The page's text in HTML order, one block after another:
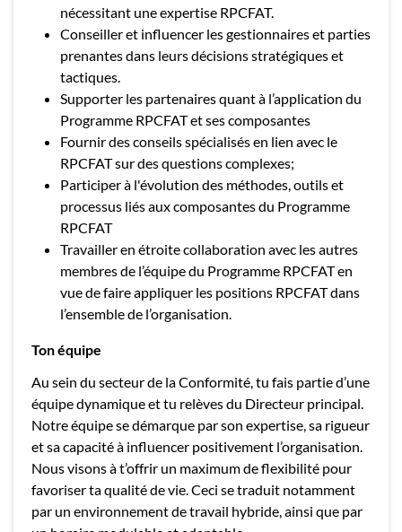
nécessitant une expertise RPCFAT.
Conseiller et influencer les gestionnaires et parties
prenantes dans leurs décisions stratégiques et
tactiques.
Supporter les partenaires quant à l’application du
Programme RPCFAT et ses composantes
Fournir des conseils spécialisés en lien avec le
RPCFAT sur des questions complexes;
Participer à l'évolution des méthodes, outils et
processus liés aux composantes du Programme
RPCFAT
Travailler en étroite collaboration avec les autres
membres de l’équipe du Programme RPCFAT en
vue de faire appliquer les positions RPCFAT dans
l’ensemble de l’organisation.
Ton équipe
Au sein du secteur de la Conformité, tu fais partie d’une
équipe dynamique et tu relèves du Directeur principal.
Notre équipe se démarque par son expertise, sa rigueur
et sa capacité à influencer positivement l’organisation.
Nous visons à t’offrir un maximum de flexibilité pour
favoriser ta qualité de vie. Ceci se traduit notamment
par un environnement de travail hybride, ainsi que par